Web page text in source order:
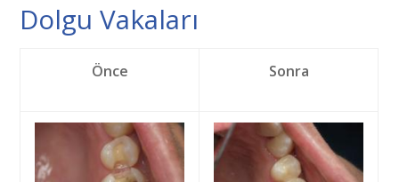
Dolgu Vakaları
Önce Sonra